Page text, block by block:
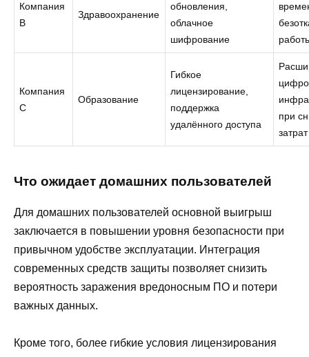
Компания
B
Здравоохранение
обновления,
облачное
шифрование
Компания
C
Образование
Гибкое
лицензирование,
поддержка
удалённого доступа
при
Что ожидает домашних пользователей
Для домашних пользователей основной выигрыш
заключается в повышении уровня безопасности при
привычном удобстве эксплуатации. Интеграция
современных средств защиты позволяет снизить
вероятность заражения вредоносным ПО и потери
важных данных.
Кроме того, более гибкие условия лицензирования